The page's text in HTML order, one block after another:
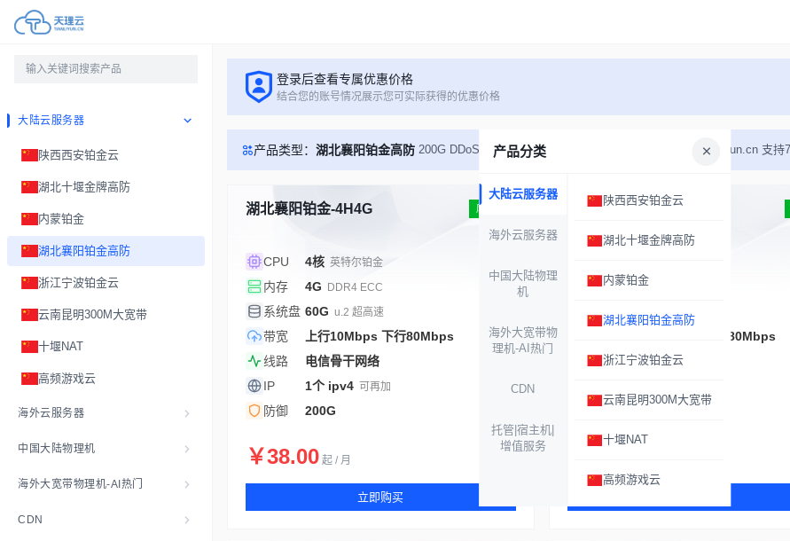
大陆云服务器
陕西西安铂金云
湖北十堰金牌高防
内蒙铂金
湖北襄阳铂金高防
浙江宁波铂金云
云南昆明300M大宽带
十堰NAT
高频游戏云
海外云服务器
中国大陆物理机
海外大宽带物理机-AI热门
CDN
登录后查看专属优惠价格
结合您的账号情况展示您可实际获得的优惠价格
产品分类
大陆云服务器
海外云服务器
中国大陆物理
机
海外大宽带物
理机-AI热门
CDN
托管|宿主机|
增值服务
陕西西安铂金云
湖北十堰金牌高防
内蒙铂金
湖北襄阳铂金高防
浙江宁波铂金云
云南昆明300M大宽带
十堰NAT
高频游戏云
产品类型： 湖北襄阳铂金高防 200G DDoS防御 黑洞10分钟解 备案域名自助过白：gb.tianliyun.cn 支
湖北襄阳铂金-4H4G 库存 35
CPU 4核 英特尔铂金
内存 4G DDR4 ECC
系统盘 60G u.2 超高速
带宽
上行10Mbps 下行80Mbps
线路
电信骨干网络
IP
1个 ipv4 可再加
防御 200G
￥38.00 起 / 月
立即购买
湖北襄阳铂金-4H8G
内存 8G
系统盘 80G u.2 超高速
上行15Mbps 下行80Mbps
线路
电信骨干网络
防御